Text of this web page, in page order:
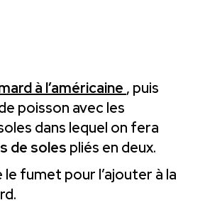
à l’américaine , puis
poisson avec les
dans lequel on fera
de soles pliés en deux.
le fumet pour l’ajouter à la